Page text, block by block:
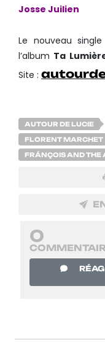
Josse Juilien
Le nouveau single
l’album Ta
Site :
AUTOUR DE LUCIE
FLORENT MARCHET
FRÁNÇOIS AND
0